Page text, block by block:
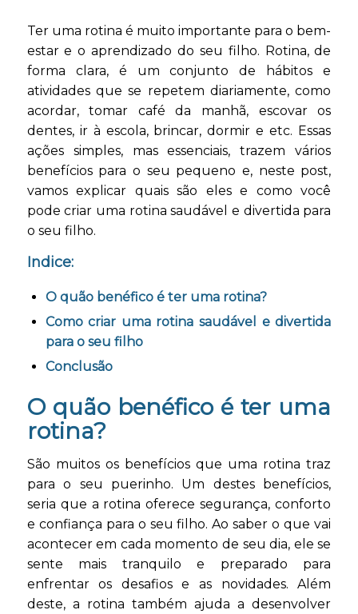
Ter uma rotina é muito importante para o bem-
estar e o aprendizado do seu filho. Rotina, de
forma clara, é um conjunto de hábitos e
atividades que se repetem diariamente, como
acordar, tomar café da manhã, escovar os
dentes, ir à escola, brincar, dormir e etc. Essas
ações simples, mas essenciais, trazem vários
benefícios para o seu pequeno e, neste post,
vamos explicar quais são eles e como você
pode criar uma rotina saudável e divertida para
o seu filho.
Indice:
O quão benéfico é ter uma rotina?
Como criar uma rotina saudável e divertida
para o seu filho
Conclusão
O quão benéfico é ter uma
rotina?
São muitos os benefícios que uma rotina traz
para o seu puerinho. Um destes benefícios,
seria que a rotina oferece segurança, conforto
e confiança para o seu filho. Ao saber o que vai
acontecer em cada momento de seu dia, ele se
sente mais tranquilo e preparado para
enfrentar os desafios e as novidades. Além
deste, a rotina também ajuda a desenvolver